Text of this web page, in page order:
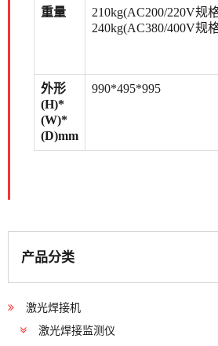
重量 210kg(AC200/220V规
240kg(AC380/400V规
外形
(H)*
(W)*
(D)mm
990*495*995
产品分类
激光焊接机
激光焊接监测仪